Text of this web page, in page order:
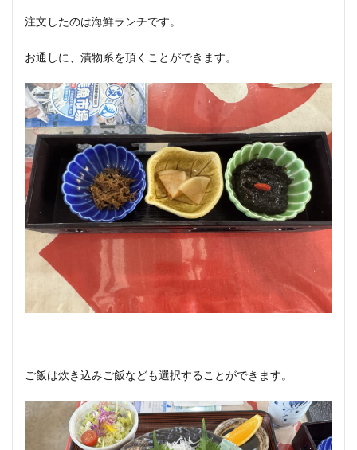
注文したのは海鮮ランチです。
お通しに、漬物系を頂くことができます。
ご飯は炊き込みご飯なども選択することができます。